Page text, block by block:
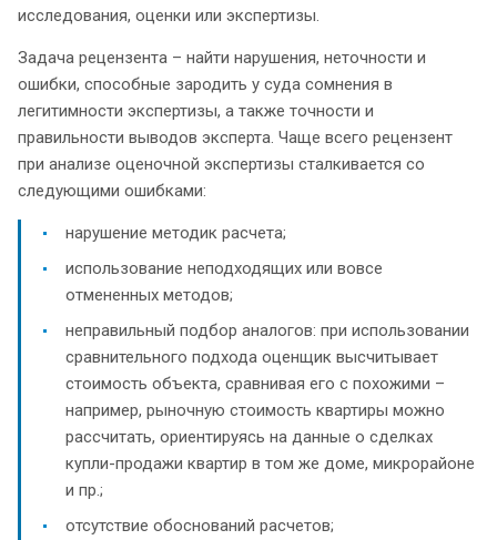
исследования, оценки или экспертизы.
Задача рецензента – найти нарушения, неточности и
ошибки, способные зародить у суда сомнения в
легитимности экспертизы, а также точности и
правильности выводов эксперта. Чаще всего рецензент
при анализе оценочной экспертизы сталкивается со
следующими ошибками:
нарушение методик расчета;
использование неподходящих или вовсе
отмененных методов;
неправильный подбор аналогов: при использовании
сравнительного подхода оценщик высчитывает
стоимость объекта, сравнивая его с похожими –
например, рыночную стоимость квартиры можно
рассчитать, ориентируясь на данные о сделках
купли-продажи квартир в том же доме, микрорайоне
и пр.;
отсутствие обоснований расчетов;